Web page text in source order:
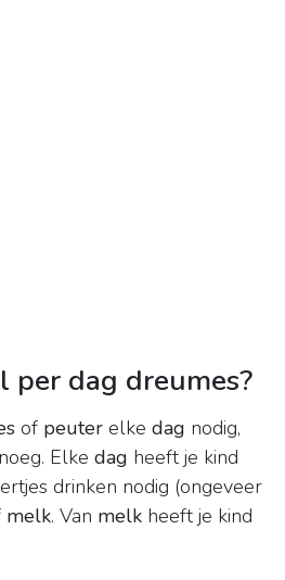
per dag dreumes?
of peuter elke dag nodig,
Elke dag heeft je kind
drinken nodig (ongeveer
melk. Van melk heeft je kind